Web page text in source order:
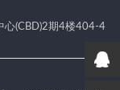
心(CBD)2期4楼404-4